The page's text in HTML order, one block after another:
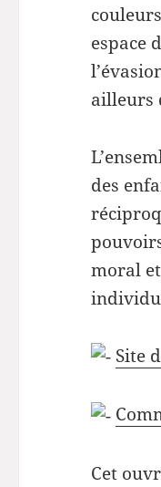
espace
ailleurs
des
moral
Site
Cet